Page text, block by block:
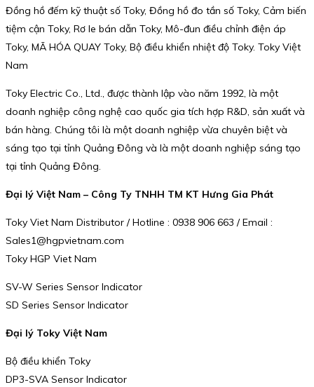
Đồng hồ đếm kỹ thuật số Toky, Đồng hồ đo tần số Toky, Cảm biến
tiệm cận Toky, Rơ le bán dẫn Toky, Mô-đun điều chỉnh điện áp
Toky, MÃ HÓA QUAY Toky, Bộ điều khiển nhiệt độ Toky. Toky Việt
Nam
Toky Electric Co., Ltd., được thành lập vào năm 1992, là một
doanh nghiệp công nghệ cao quốc gia tích hợp R&D, sản xuất và
bán hàng. Chúng tôi là một doanh nghiệp vừa chuyên biệt và
sáng tạo tại tỉnh Quảng Đông và là một doanh nghiệp sáng tạo
tại tỉnh Quảng Đông.
Đại lý Việt Nam – Công Ty TNHH TM KT Hưng Gia Phát
Toky Viet Nam Distributor / Hotline : 0938 906 663 / Email :
Sales1@hgpvietnam.com
Toky HGP Viet Nam
SV-W Series Sensor Indicator
SD Series Sensor Indicator
Đại lý Toky Việt Nam
Bộ điều khiển Toky
DP3-SVA Sensor Indicator